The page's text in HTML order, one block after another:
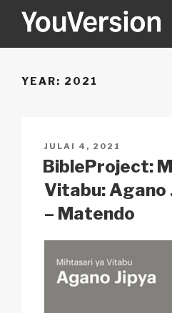
YOUVERSION
YEAR: 2021
POSTED
ON
JULAI 4, 2021
BibleProject:
Vitabu: Agano
– Matendo